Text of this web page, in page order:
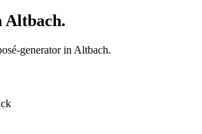
Altbach.
generator in Altbach.